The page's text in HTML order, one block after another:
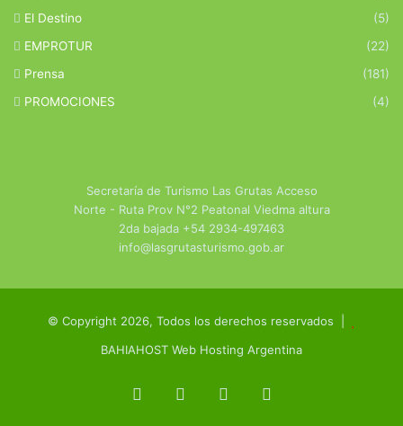
El Destino
(5)
EMPROTUR
(22)
Prensa
(181)
PROMOCIONES
(4)
Secretaría de Turismo Las Grutas Acceso
Norte - Ruta Prov N°2 Peatonal Viedma altura
2da bajada +54 2934-497463
info@lasgrutasturismo.gob.ar
© Copyright 2026, Todos los derechos reservados |
BAHIAHOST Web Hosting Argentina
Facebook YouTube